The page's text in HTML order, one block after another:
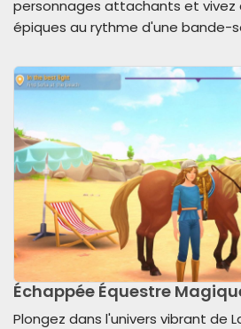
personnages attachants et vivez
épiques au rythme d'une bande-
Échappée Équestre
Plongez dans l'univers vibrant de